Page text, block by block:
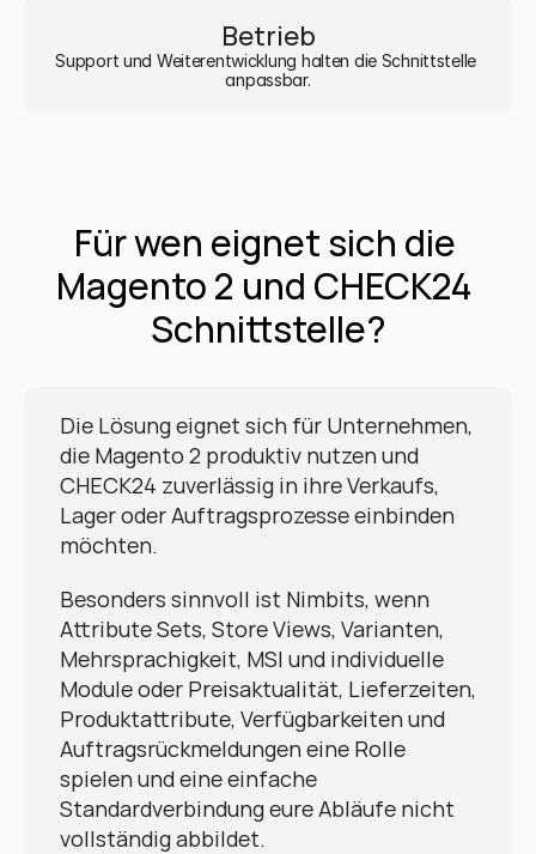
Betrieb
Support und Weiterentwicklung halten die Schnittstelle
anpassbar.
Für wen eignet sich die
Magento 2 und CHECK24
Schnittstelle?
Die Lösung eignet sich für Unternehmen,
die Magento 2 produktiv nutzen und
CHECK24 zuverlässig in ihre Verkaufs,
Lager oder Auftragsprozesse einbinden
möchten.
Besonders sinnvoll ist Nimbits, wenn
Attribute Sets, Store Views, Varianten,
Mehrsprachigkeit, MSI und individuelle
Module oder Preisaktualität, Lieferzeiten,
Produktattribute, Verfügbarkeiten und
Auftragsrückmeldungen eine Rolle
spielen und eine einfache
Standardverbindung eure Abläufe nicht
vollständig abbildet.